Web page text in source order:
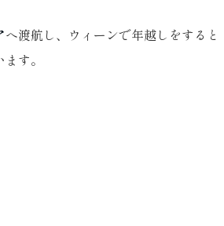
へ渡航し、ウィーンで年越しをすると
す。